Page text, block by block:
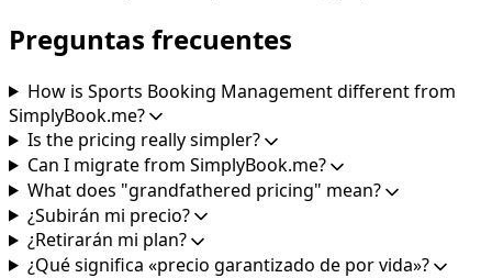
Preguntas frecuentes
How is Sports Booking Management different from
SimplyBook.me?
Is the pricing really simpler?
Can I migrate from SimplyBook.me?
What does "grandfathered pricing" mean?
¿Subirán mi precio?
¿Retirarán mi plan?
¿Qué significa «precio garantizado de por vida»?